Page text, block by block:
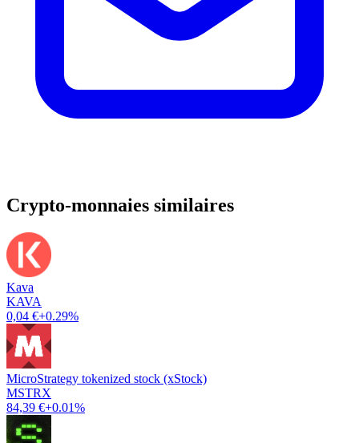
Crypto-monnaies similaires
Kava
KAVA
0,04 €+0.29%
MicroStrategy tokenized stock (xStock)
MSTRX
84,39 €+0.01%